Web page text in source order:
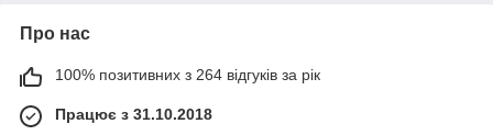
Про нас
100% позитивних з 264 відгуків за рік
Працює з 31.10.2018